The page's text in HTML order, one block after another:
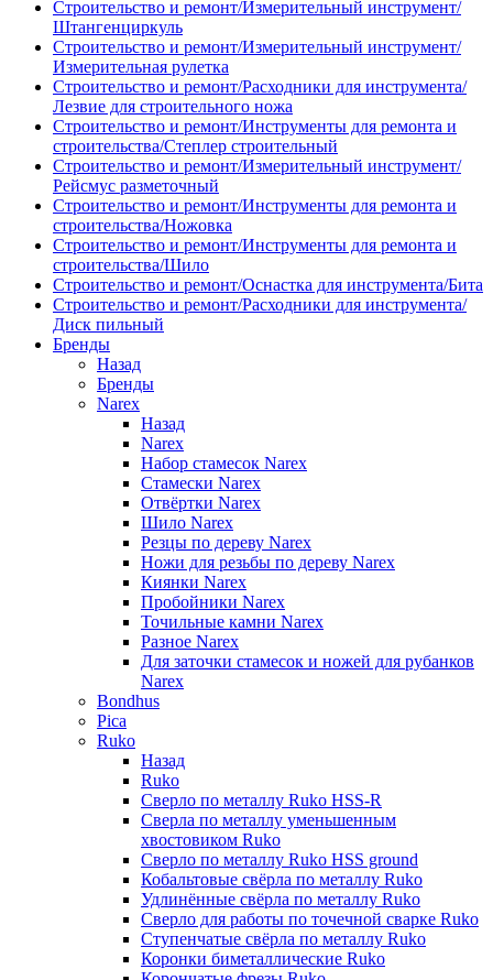
Строительство и ремонт/Измерительный инструмент/
Штангенциркуль
Строительство и ремонт/Измерительный инструмент/
Измерительная рулетка
Строительство и ремонт/Расходники для инструмента/
Лезвие для строительного ножа
Строительство и ремонт/Инструменты для ремонта и
строительства/Степлер строительный
Строительство и ремонт/Измерительный инструмент/
Рейсмус разметочный
Строительство и ремонт/Инструменты для ремонта и
строительства/Ножовка
Строительство и ремонт/Инструменты для ремонта и
строительства/Шило
Строительство и ремонт/Оснастка для инструмента/Бита
Строительство и ремонт/Расходники для инструмента/
Диск пильный
Бренды
Назад
Бренды
Narex
Назад
Narex
Набор стамесок Narex
Стамески Narex
Отвёртки Narex
Шило Narex
Резцы по дереву Narex
Ножи для резьбы по дереву Narex
Киянки Narex
Пробойники Narex
Точильные камни Narex
Разное Narex
Для заточки стамесок и ножей для рубанков
Narex
Bondhus
Pica
Ruko
Назад
Ruko
Сверло по металлу Ruko HSS-R
Сверла по металлу уменьшенным
хвостовиком Ruko
Сверло по металлу Ruko HSS ground
Кобальтовые свёрла по металлу Ruko
Удлинённые свёрла по металлу Ruko
Сверло для работы по точечной сварке Ruko
Ступенчатые свёрла по металлу Ruko
Коронки биметаллические Ruko